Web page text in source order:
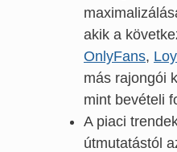
akik a
OnlyFans,
más rajongói
mint bevételi
A piaci
útmutatástól